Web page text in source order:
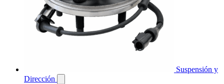
Suspensión y
Dirección